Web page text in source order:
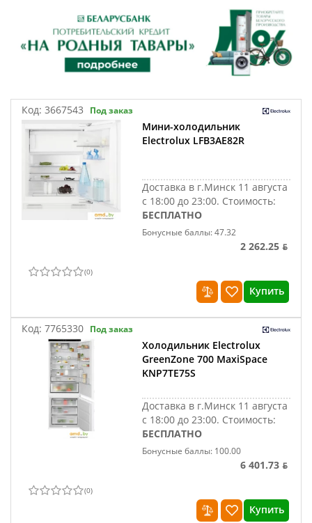
Код: 3667543 Под заказ
Мини-холодильник
Electrolux LFB3AE82R
Доставка в г.Минск 11 августа
с 18:00 до 23:00. Стоимость:
БЕСПЛАТНО
Бонусные баллы: 47.32
2 262.25 ƃ
(0)
Купить
Код: 7765330 Под заказ
Холодильник Electrolux
GreenZone 700 MaxiSpace
KNP7TE75S
Доставка в г.Минск 11 августа
с 18:00 до 23:00. Стоимость:
БЕСПЛАТНО
Бонусные баллы: 100.00
6 401.73 ƃ
(0)
Купить